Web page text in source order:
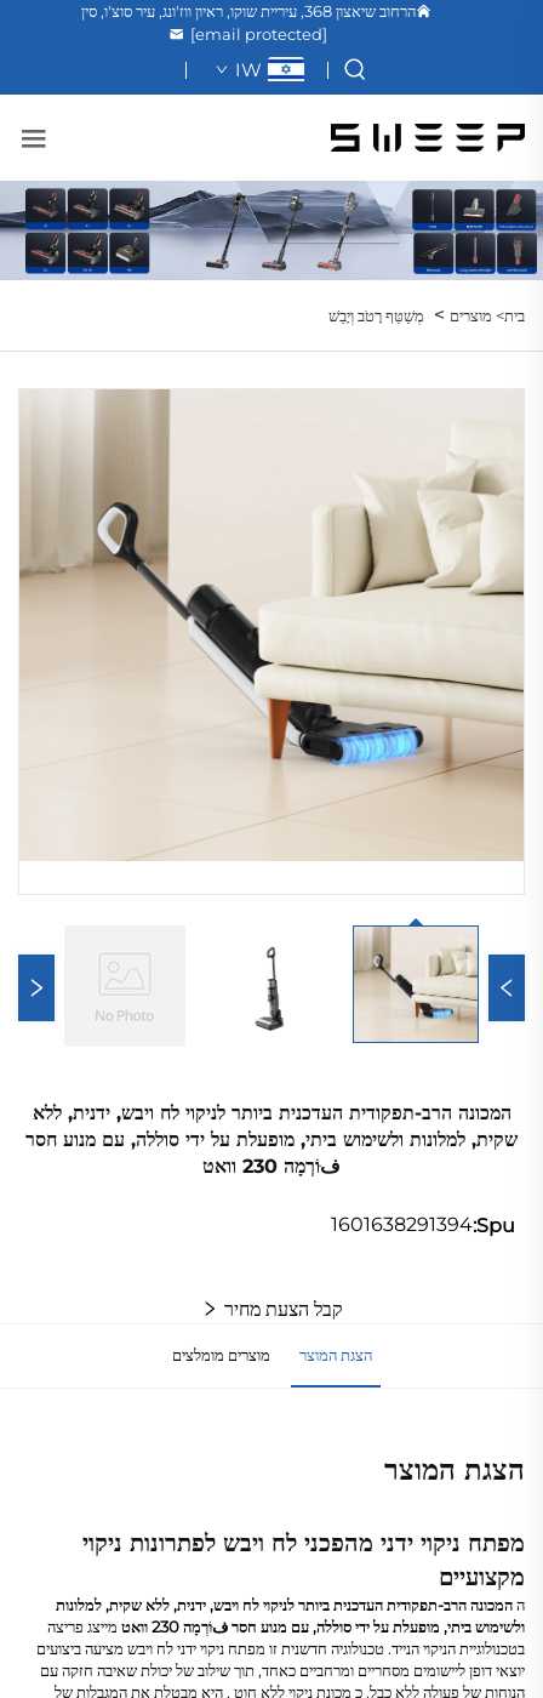
הרחוב שיאצון 368, עיריית שוקו, ראיון ווז'ונג, עיר סוצ'ו, סין
[email protected]
IW
בית> מוצרים > מְשַׁטֵּף רָטֹב וְיָבֵשׁ
המכונה הרב-תפקודית העדכנית ביותר לניקוי לח ויבש, ידנית, ללא
שקית, למלונות ולשימוש ביתי, מופעלת על ידי סוללה, עם מנוע חסר
فּוֹרְמָה 230 וואט
Spu:
1601638291394
קבל הצעת מחיר
הצגת המוצר מוצרים מומלצים
הצגת המוצר
מפתח ניקוי ידני מהפכני לח ויבש לפתרונות ניקוי
מקצועיים
ההמכונה הרב-תפקודית העדכנית ביותר לניקוי לח ויבש, ידנית, ללא שקית, למלונות
ולשימוש ביתי, מופעלת על ידי סוללה, עם מנוע חסר فּוֹרְמָה 230 וואט
מייצג פריצה
בטכנולוגיית הניקוי הנייד. טכנולוגיה חדשנית זו מפתח ניקוי ידני לח ויבש מציעה ביצועים
יוצאי דופן ליישומים מסחריים ומרחביים כאחד, תוך שילוב של יכולת שאיבה חזקה עם
הנוחות של פעולה ללא כבל. כ מכונת ניקוי ללא חוט , היא מבטלת את המגבלות של